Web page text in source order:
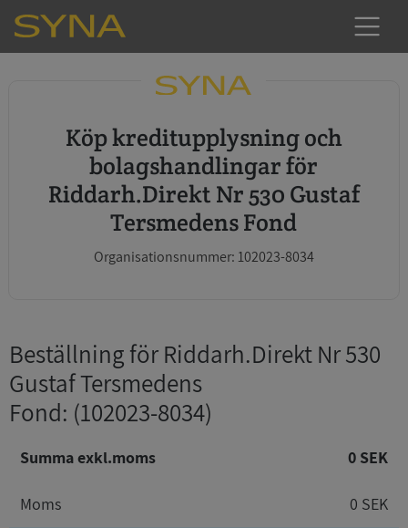
Köp kreditupplysning och
bolagshandlingar för
Riddarh.Direkt Nr 530 Gustaf
Tersmedens Fond
Organisationsnummer: 102023-8034
Beställning för Riddarh.Direkt Nr 530
Gustaf Tersmedens
Fond: (102023-8034)
Summa exkl.moms 0 SEK
Moms 0 SEK